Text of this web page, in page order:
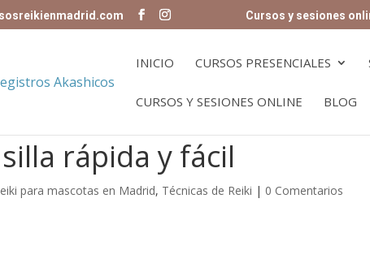
Cursos y sesiones
INICIO CURSOS PRESENCIALES
CURSOS Y SESIONES ONLINE BLOG
rápida y fácil
para mascotas en Madrid, Técnicas de Reiki | 0 Comentarios